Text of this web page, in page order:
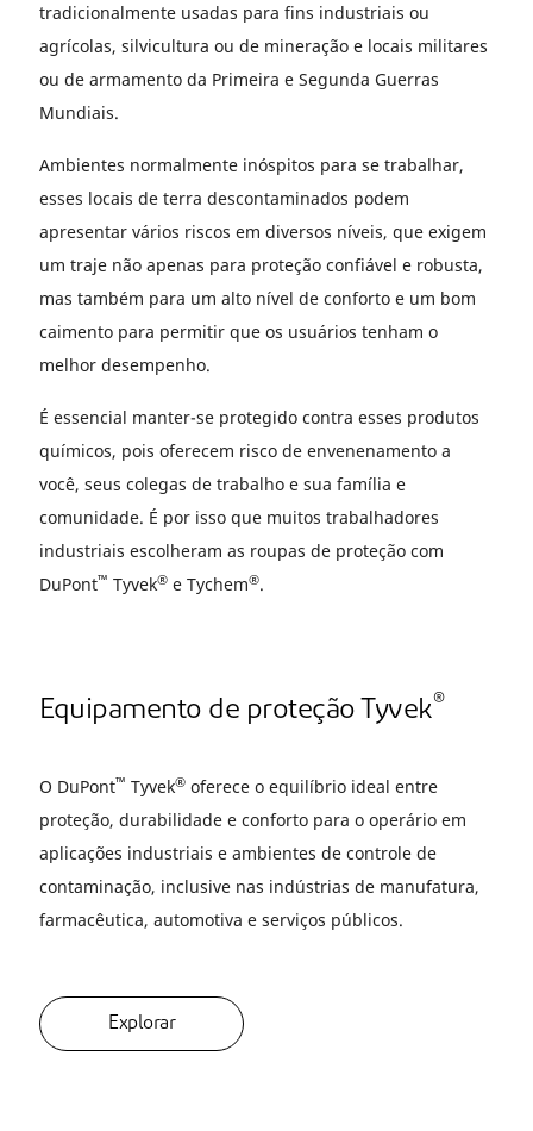
tradicionalmente usadas para fins industriais ou
agrícolas, silvicultura ou de mineração e locais militares
ou de armamento da Primeira e Segunda Guerras
Mundiais.
Ambientes normalmente inóspitos para se trabalhar,
esses locais de terra descontaminados podem
apresentar vários riscos em diversos níveis, que exigem
um traje não apenas para proteção confiável e robusta,
mas também para um alto nível de conforto e um bom
caimento para permitir que os usuários tenham o
melhor desempenho.
É essencial manter-se protegido contra esses produtos
químicos, pois oferecem risco de envenenamento a
você, seus colegas de trabalho e sua família e
comunidade. É por isso que muitos trabalhadores
industriais escolheram as roupas de proteção com
DuPont™ Tyvek® e Tychem®.
Equipamento de proteção Tyvek®
O DuPont™ Tyvek® oferece o equilíbrio ideal entre
proteção, durabilidade e conforto para o operário em
aplicações industriais e ambientes de controle de
contaminação, inclusive nas indústrias de manufatura,
farmacêutica, automotiva e serviços públicos.
Explorar